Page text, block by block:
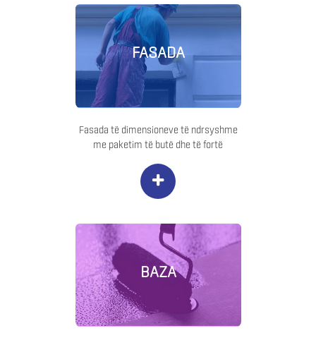
FASADA
Fasada të dimensioneve të ndrsyshme
me paketim të butë dhe të fortë
+
BAZA